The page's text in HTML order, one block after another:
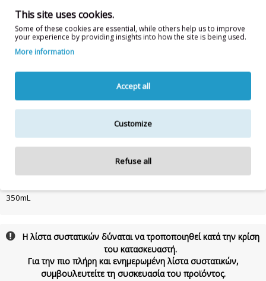
ACID, GUAR HYDROXYPROPYLTRIMONIUM CHLORIDE, GLYCOL
DISTEARATE, PROPANEDIOL, PPG-5-CETETH-20, DIMETHICONE,
ACRYLATES/C10-30 ALKYL ACRYLATE CROSSPOLYMER, PEG-7
GLYCERYL COCOATE, SODIUM HYDROXIDE, PEG-90 GLYCERYL
GLYCOL, MAGNESIUM NITRATE, MAGNESIUM CHLORIDE, SODIUM
BENZOATE, POLYQUATERNIUM-7, COCAMIDE MEA, PEG-200
HYDROGENATED GLYCERYL PALMATE, DISODIUM EDTA, LAURETH-10,
CITRIC ACID, BENZYL ALCOHOL, LAURETH-23, DISODIUM LAURETH
SULFOSUCCINATE, LAURETH-4, LAURETH-2, TETRAMETHYL
ACETYLOCTAHYDRONAPHTHALENES, HEXAMETHYLINDANOPYRAN ,
HEXADECANOLACTONE , PHENOXYETHANOL, ETHYLHEXYLGLYCERIN,
METHYLCHLOROISOTHIAZOLINONE, METHYLISOTHIAZOLINONE, CI
42090 / BLUE 1
350mL
Η λίστα συστατικών δύναται να τροποποιηθεί κατά την κρίση
του κατασκευαστή.
Για την πιο πλήρη και ενημερωμένη λίστα συστατικών,
συμβουλευτείτε τη συσκευασία του προϊόντος.
This site uses cookies.
Some of these cookies are essential, while others help us to improve
your experience by providing insights into how the site is being used.
More information
Accept all
Customize
Refuse all